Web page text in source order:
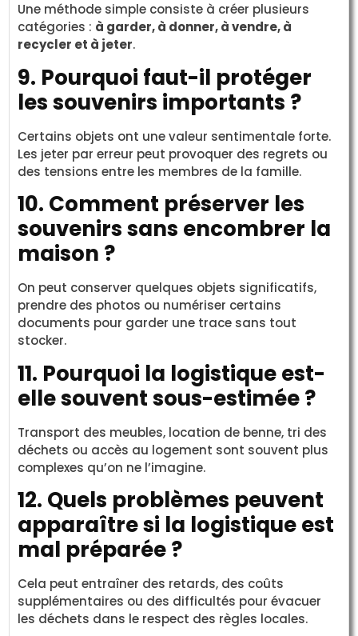
Une méthode simple consiste à créer plusieurs
catégories : à garder, à donner, à vendre, à
recycler et à jeter.
9. Pourquoi faut-il protéger
les souvenirs importants ?
Certains objets ont une valeur sentimentale forte.
Les jeter par erreur peut provoquer des regrets ou
des tensions entre les membres de la famille.
10. Comment préserver les
souvenirs sans encombrer la
maison ?
On peut conserver quelques objets significatifs,
prendre des photos ou numériser certains
documents pour garder une trace sans tout
stocker.
11. Pourquoi la logistique est-
elle souvent sous-estimée ?
Transport des meubles, location de benne, tri des
déchets ou accès au logement sont souvent plus
complexes qu’on ne l’imagine.
12. Quels problèmes peuvent
apparaître si la logistique est
mal préparée ?
Cela peut entraîner des retards, des coûts
supplémentaires ou des difficultés pour évacuer
les déchets dans le respect des règles locales.